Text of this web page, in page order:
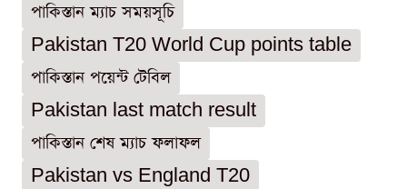
পাকিস্তান ম্যাচ সময়সূচি
Pakistan T20 World Cup points table
পাকিস্তান পয়েন্ট টেবিল
Pakistan last match result
পাকিস্তান শেষ ম্যাচ ফলাফল
Pakistan vs England T20